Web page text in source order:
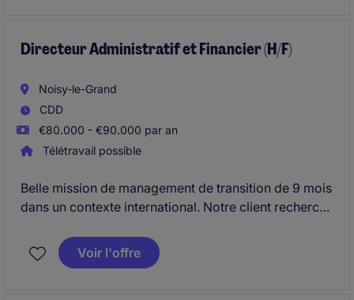
Directeur Administratif et Financier (H/F)
Noisy-le-Grand
CDD
€80.000 - €90.000 par an
Télétravail possible
Belle mission de management de transition de 9 mois
dans un contexte international. Notre client recherche
Voir l'offre